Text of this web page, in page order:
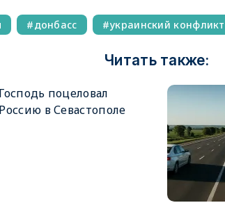
донбасс украинский конфликт
Читать также:
Господь поцеловал
Россию в Севастополе